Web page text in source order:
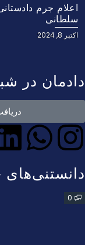
اعلام جرم
سلطانی
اکتبر 8, 2024
دادمان در
0